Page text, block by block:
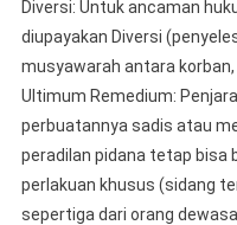
​Diversi: Untuk ancaman
diupayakan Diversi
musyawarah antara korban,
​Ultimum Remedium:
perbuatannya sadis atau
peradilan pidana tetap bisa
perlakuan khusus (sidang
sepertiga dari orang